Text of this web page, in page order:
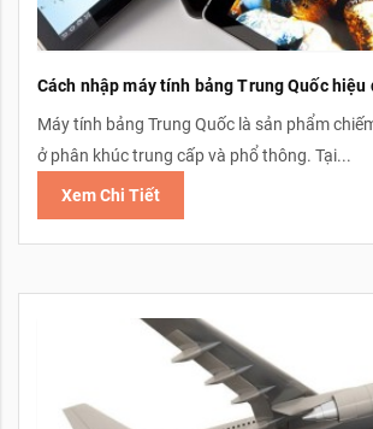
Cách nhập máy tính bảng Trung Quốc hiệu
Máy tính bảng Trung Quốc là sản phẩm
ở phân khúc trung cấp và phổ thông. Tại...
Xem Chi Tiết